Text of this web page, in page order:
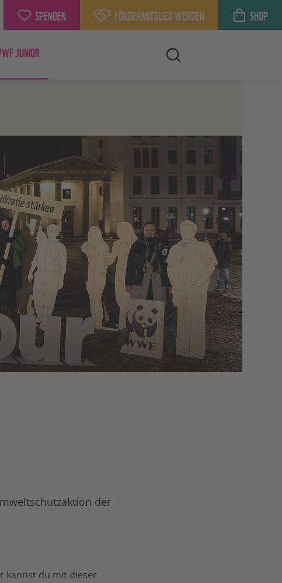
SPENDEN FÖRDERMITGLIED WERDEN SHOP
JUNIOR
der
kannst du mit dieser